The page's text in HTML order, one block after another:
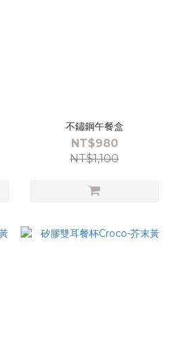
不鏽鋼午餐盒
NT$980
NT$1,100